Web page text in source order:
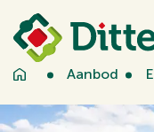
Aanbod